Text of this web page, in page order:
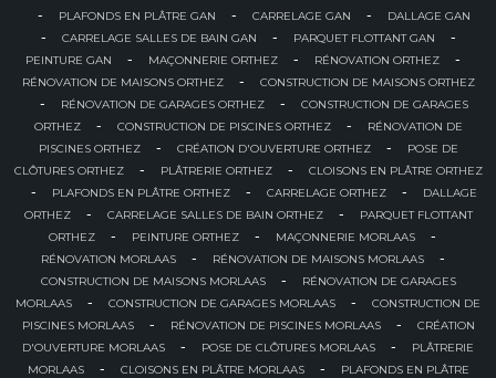
- PLAFONDS EN PLÂTRE GAN - CARRELAGE GAN - DALLAGE GAN
- CARRELAGE SALLES DE BAIN GAN - PARQUET FLOTTANT GAN -
PEINTURE GAN - MAÇONNERIE ORTHEZ - RÉNOVATION ORTHEZ -
RÉNOVATION DE MAISONS ORTHEZ - CONSTRUCTION DE MAISONS ORTHEZ
- RÉNOVATION DE GARAGES ORTHEZ -
CONSTRUCTION DE GARAGES
ORTHEZ
- CONSTRUCTION DE PISCINES ORTHEZ -
RÉNOVATION DE
PISCINES ORTHEZ
- CRÉATION D'OUVERTURE ORTHEZ -
POSE DE
CLÔTURES ORTHEZ
- PLÂTRERIE ORTHEZ - CLOISONS EN PLÂTRE ORTHEZ
- PLAFONDS EN PLÂTRE ORTHEZ - CARRELAGE ORTHEZ -
DALLAGE
ORTHEZ
- CARRELAGE SALLES DE BAIN ORTHEZ -
PARQUET FLOTTANT
ORTHEZ
- PEINTURE ORTHEZ - MAÇONNERIE MORLAAS -
RÉNOVATION MORLAAS - RÉNOVATION DE MAISONS MORLAAS -
CONSTRUCTION DE MAISONS MORLAAS -
RÉNOVATION DE GARAGES
MORLAAS
- CONSTRUCTION DE GARAGES MORLAAS -
CONSTRUCTION DE
PISCINES MORLAAS
- RÉNOVATION DE PISCINES MORLAAS -
CRÉATION
D'OUVERTURE MORLAAS
- POSE DE CLÔTURES MORLAAS -
PLÂTRERIE
MORLAAS
- CLOISONS EN PLÂTRE MORLAAS - PLAFONDS EN PLÂTRE